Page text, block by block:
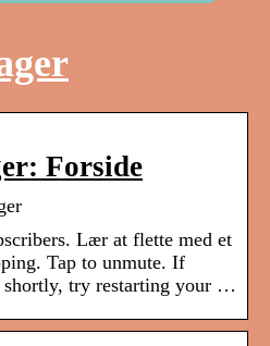
Forside
Lær at flette med et
Tap to unmute. If
shortly, try restarting your …